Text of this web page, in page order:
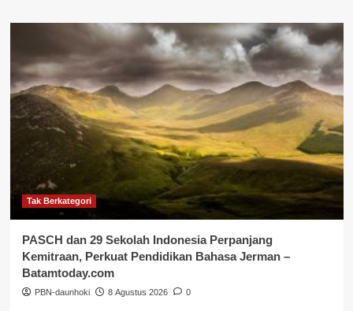
Tak Berkategori
PASCH dan 29 Sekolah Indonesia Perpanjang
Kemitraan, Perkuat Pendidikan Bahasa Jerman –
Batamtoday.com
PBN-daunhoki 8 Agustus 2026 0